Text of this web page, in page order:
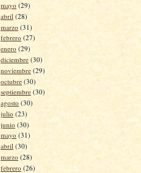
mayo (29)
abril (28)
marzo (31)
febrero (27)
enero (29)
diciembre (30)
noviembre (29)
octubre (30)
septiembre (30)
agosto (30)
julio (23)
junio (30)
mayo (31)
abril (30)
marzo (28)
febrero (26)